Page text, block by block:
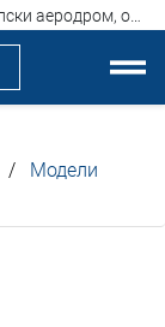
Модели